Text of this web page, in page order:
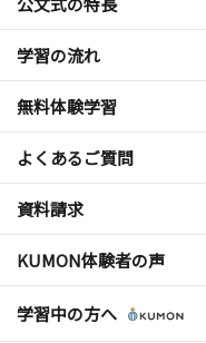
学習の流れ
無料体験学習
よくあるご質問
資料請求
KUMON体験者の声
学習中の方へ